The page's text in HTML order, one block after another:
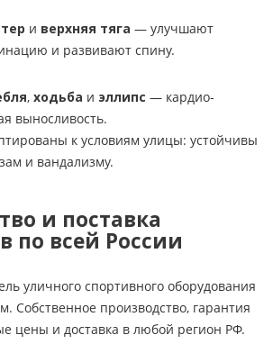
и верхняя тяга — улучшают
и развивают спину.
, ходьба и эллипс — кардио-
выносливость.
к условиям улицы: устойчивы
и вандализму.
и поставка
по всей России
уличного спортивного оборудования
Собственное производство, гарантия
цены и доставка в любой регион РФ.